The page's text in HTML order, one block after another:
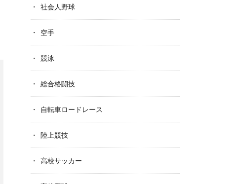
社会人野球
空手
競泳
総合格闘技
自転車ロードレース
陸上競技
高校サッカー